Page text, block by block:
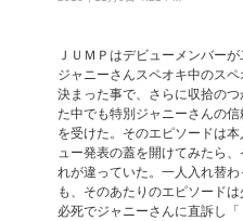
ＪＵＭＰはデビューメンバーが
ジャニーさんスペオキ中のス
決まった事で、さらに収拾の
た中でも特別ジャニーさんの
を受けた。そのエピソードは
ュー発表の蓋を開けてみたら
れが違っていた。一人入れ替
も、そのあたりのエピソード
必死でジャニーさんに直訴し